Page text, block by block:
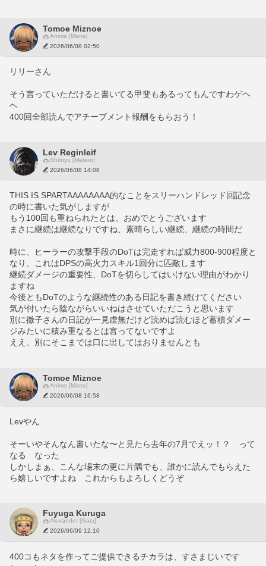
Tomoe Miznoe
Anima [Mana]
2026/06/08 02:50
リリーさん
そう言っていただけると書いてる甲斐もあるってもんですわゲヘ
ヘ
400回全部読んでアチーブメント報酬をもらおう！
Lev Reginleif
Shinryu [Meteor]
2026/06/08 14:08
THIS IS SPARTAAAAAAAA的なことをスリーハンドレッド回記念
の時に書いた気がしますが
もう100回も重ねられたとは、おめでとうございます
まさに継続は継続なりですね、素晴らしい継続、継続の時間だ
時に、ヒーラーの攻撃手段のDoTは完走すれば威力800-900程度と
なり、これはDPSの高火力スキル1回分に匹敵します
継続ダメージの重要性、DoTを切らしてはいけない理由がわかり
ますね
今後ともDoTのような継続性のある日記を書き続けてください
気が付いたら陰ながらいいねはさせていただこうと思います
別に徹子さんの日記が一見虚無だけど読めば読むほど蓄積ダメー
ジみたいに積み重なるとは言ってないですよ
ええ、別にそこまでは口に出してはおりませんとも
Tomoe Miznoe
Anima [Mana]
2026/06/08 16:58
Levやん
そーいやそんなん書いたな〜と見たら去年の7月でえッ！？　って
なる　なった
しかしまぁ、こんな場末の更に片隅でも、誰かに読んでもらえた
ら嬉しいですよね　これからもよろしくどうぞ
Fuyuga Kuruga
Alexander [Gaia]
2026/06/09 12:10
400コもネタを作ってご提供できるチカラは、すさまじいです